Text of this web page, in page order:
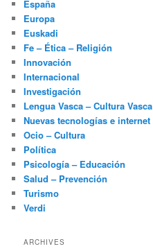
España
Europa
Euskadi
Fe – Ética – Religión
Innovación
Internacional
Investigación
Lengua Vasca – Cultura Vasca
Nuevas tecnologías e internet
Ocio – Cultura
Política
Psicología – Educación
Salud – Prevención
Turismo
Verdi
ARCHIVES